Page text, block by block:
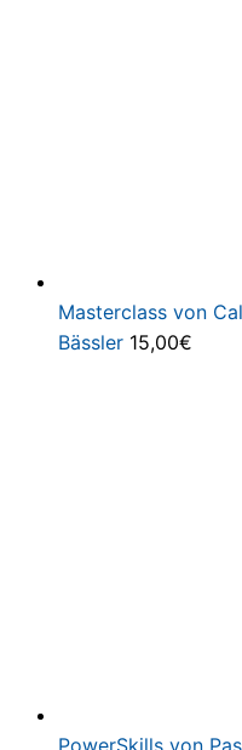
Masterclass von
Bässler 15,00€
PowerSkills von